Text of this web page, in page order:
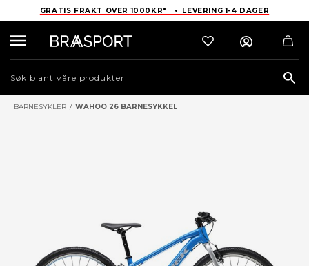
GRATIS FRAKT OVER 1000KR* • LEVERING 1-4 DAGER
BARNESYKLER / WAHOO 26 BARNESYKKEL